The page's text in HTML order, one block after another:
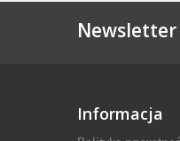
Newsletter
Informacja